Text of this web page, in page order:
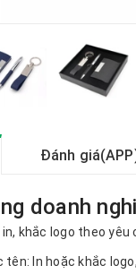
Đánh
doanh
khắc logo theo
tên: In hoặc khắc